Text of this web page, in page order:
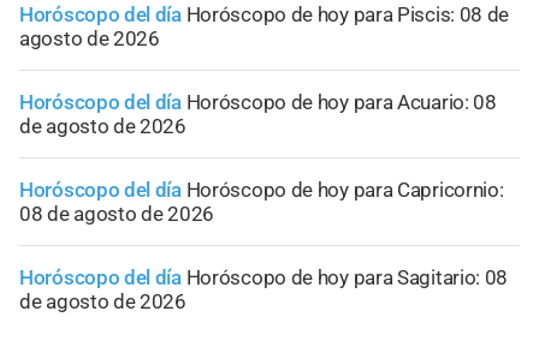
Horóscopo del día Horóscopo de hoy para Piscis: 08 de
agosto de 2026
Horóscopo del día Horóscopo de hoy para Acuario: 08
de agosto de 2026
Horóscopo del día Horóscopo de hoy para Capricornio:
08 de agosto de 2026
Horóscopo del día Horóscopo de hoy para Sagitario: 08
de agosto de 2026